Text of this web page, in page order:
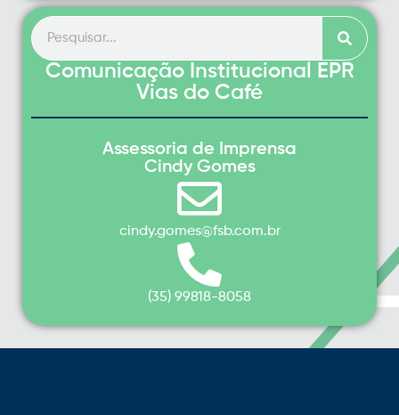
Comunicação Institucional EPR
Vias do Café
Assessoria de Imprensa
Cindy Gomes
cindy.gomes@fsb.com.br
(35) 99818-8058